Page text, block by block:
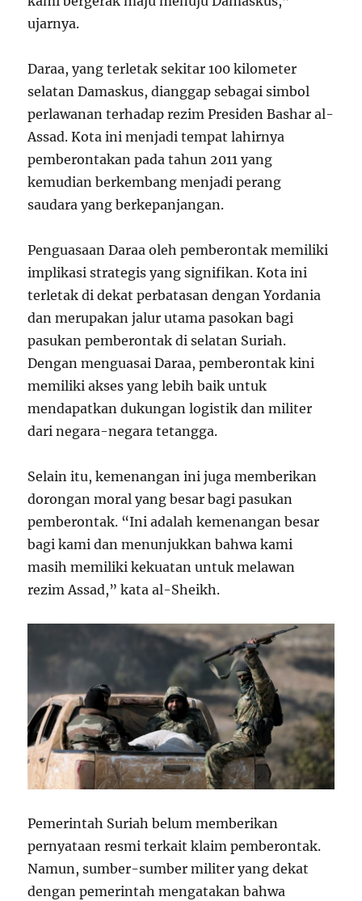
ujarnya.
Daraa, yang terletak sekitar 100 kilometer
selatan Damaskus, dianggap sebagai simbol
perlawanan terhadap rezim Presiden Bashar al-
Assad. Kota ini menjadi tempat lahirnya
pemberontakan pada tahun 2011 yang
kemudian berkembang menjadi perang
saudara yang berkepanjangan.
Penguasaan Daraa oleh pemberontak memiliki
implikasi strategis yang signifikan. Kota ini
terletak di dekat perbatasan dengan Yordania
dan merupakan jalur utama pasokan bagi
pasukan pemberontak di selatan Suriah.
Dengan menguasai Daraa, pemberontak kini
memiliki akses yang lebih baik untuk
mendapatkan dukungan logistik dan militer
dari negara-negara tetangga.
Selain itu, kemenangan ini juga memberikan
dorongan moral yang besar bagi pasukan
pemberontak. “Ini adalah kemenangan besar
bagi kami dan menunjukkan bahwa kami
masih memiliki kekuatan untuk melawan
rezim Assad,” kata al-Sheikh.
Pemerintah Suriah belum memberikan
pernyataan resmi terkait klaim pemberontak.
Namun, sumber-sumber militer yang dekat
dengan pemerintah mengatakan bahwa